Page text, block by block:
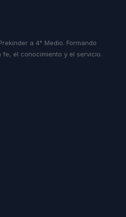
a 4° Medio. Formando
el conocimiento y el servicio.